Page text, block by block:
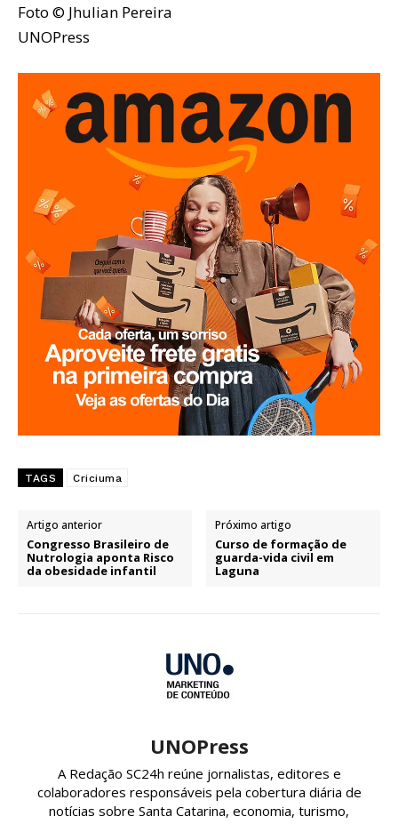
Foto © Jhulian Pereira
UNOPress
TAGS Criciuma
Artigo anterior
Congresso Brasileiro de
Nutrologia aponta Risco
da obesidade infantil
Próximo artigo
Curso de formação de
guarda-vida civil em
Laguna
UNOPress
A Redação SC24h reúne jornalistas, editores e
colaboradores responsáveis pela cobertura diária de
notícias sobre Santa Catarina, economia, turismo,